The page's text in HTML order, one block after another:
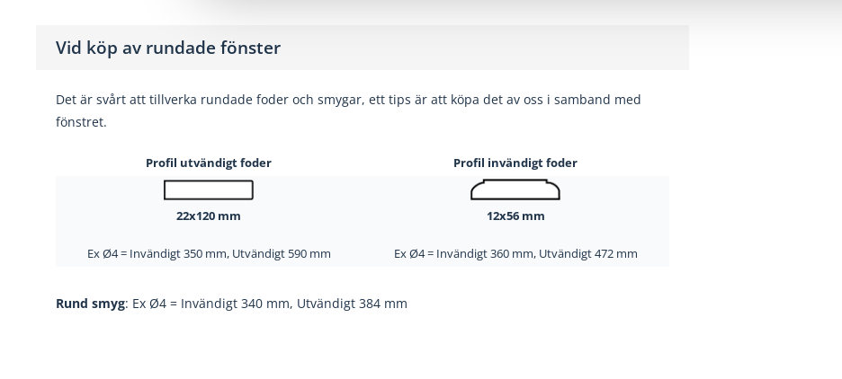
Vid köp av rundade fönster
Det är svårt att tillverka rundade foder och smygar, ett tips är att köpa det av oss i samband med
fönstret.
Profil utvändigt foder Profil invändigt foder
22x120 mm
Ex Ø4 = Invändigt 350 mm, Utvändigt 590 mm
12x56 mm
Ex Ø4 = Invändigt360 mm, Utvändigt472 mm
Rund smyg: Ex Ø4 = Invändigt 340 mm, Utvändigt 384 mm